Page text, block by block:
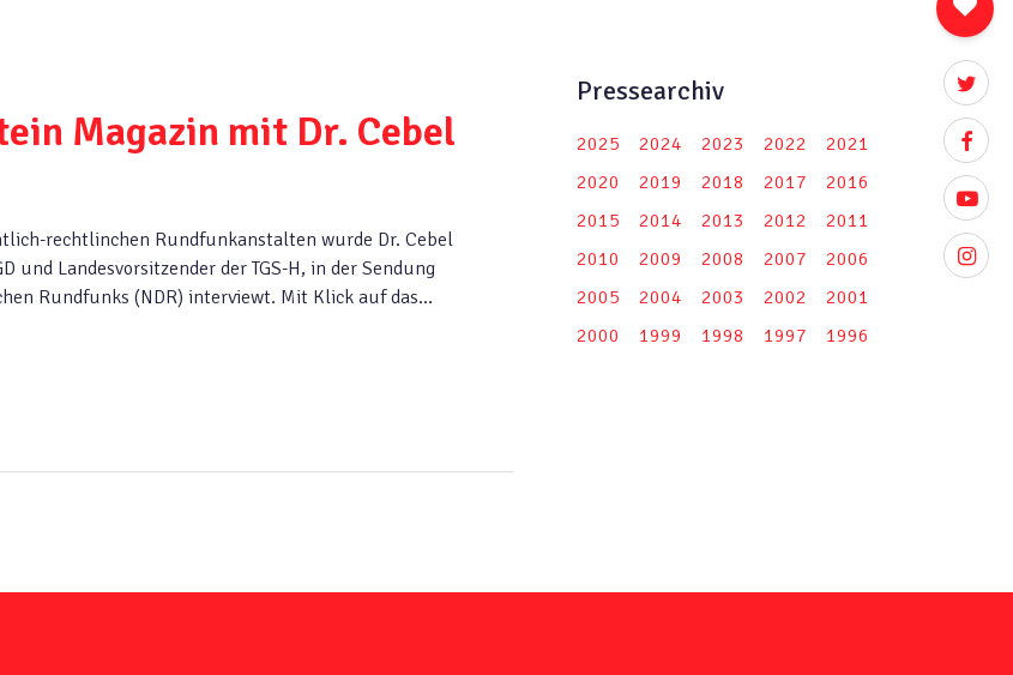
twitter
youtube
Magazin mit Dr. Cebel
rechtlinchen Rundfunkanstalten wurde Dr. Cebel
und Landesvorsitzender der TGS-H, in der Sendung
Rundfunks (NDR) interviewt. Mit Klick auf das…
Pressearchiv
2025 2024 2023 2022
2021
2020
2019 2018 2017
2016
2015
2014 2013 2012
2011
2010
2009 2008 2007
2006
2005
2004 2003 2002
2001
2000
1999 1998 1997 1996